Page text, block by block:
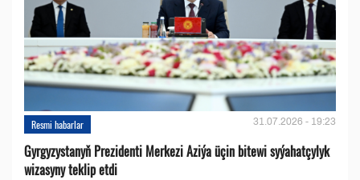
Resmi habarlar 31.07.2026 - 19:23
Gyrgyzystanyň Prezidenti Merkezi Aziýa üçin bitewi syýahatçylyk
wizasyny teklip etdi